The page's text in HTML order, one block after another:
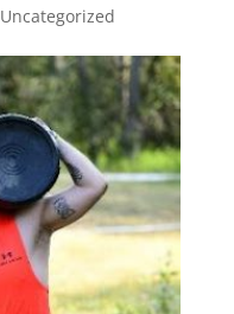
Uncategorized